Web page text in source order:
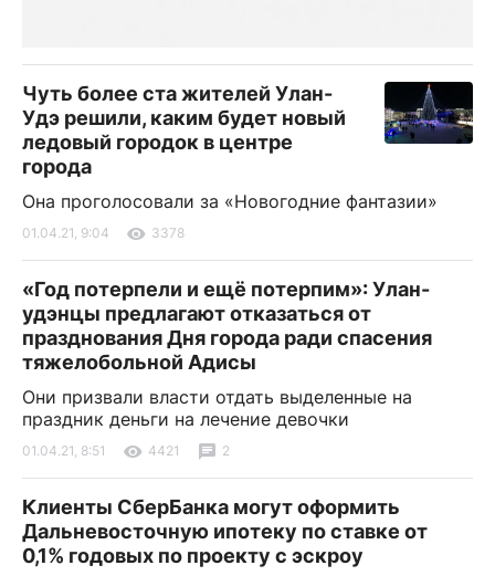
Чуть более ста жителей Улан-
Удэ решили, каким будет новый
ледовый городок в центре
города
Она проголосовали за «Новогодние фантазии»
01.04.21, 9:04 3378
«Год потерпели и ещё потерпим»: Улан-
удэнцы предлагают отказаться от
празднования Дня города ради спасения
тяжелобольной Адисы
Они призвали власти отдать выделенные на
праздник деньги на лечение девочки
01.04.21, 8:51 4421 2
Клиенты СберБанка могут оформить
Дальневосточную ипотеку по ставке от
0,1% годовых по проекту с эскроу